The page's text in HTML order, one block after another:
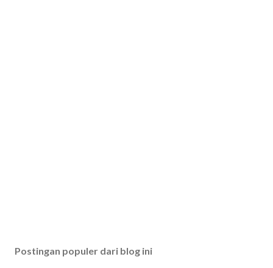
Postingan populer dari blog ini